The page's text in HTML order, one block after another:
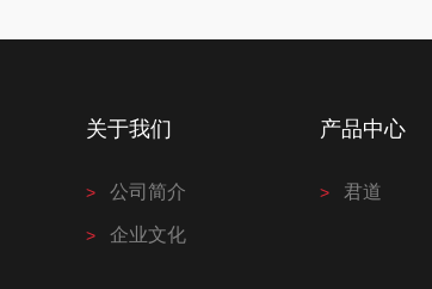
关于我们
公司简介
企业文化
产品中心
君道